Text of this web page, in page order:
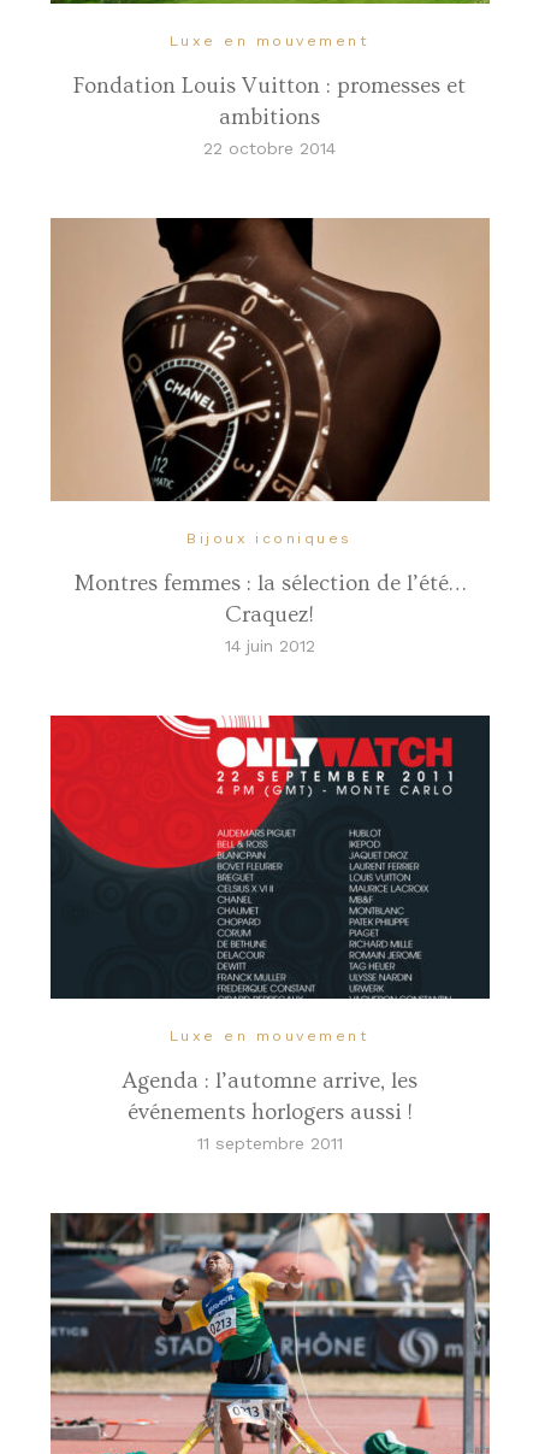
Luxe en mouvement
Fondation Louis Vuitton : promesses et
ambitions
22 octobre 2014
Bijoux iconiques
Montres femmes : la sélection de l’été…
Craquez!
14 juin 2012
Luxe en mouvement
Agenda : l’automne arrive, les
événements horlogers aussi !
11 septembre 2011